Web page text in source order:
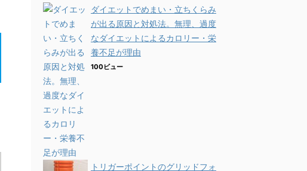
ダイエットでめまい・立ちくらみ
が出る原因と対処法。無理、過度
なダイエットによるカロリー・栄
養不足が理由
100ビュー
トリガーポイントのグリッドフォ